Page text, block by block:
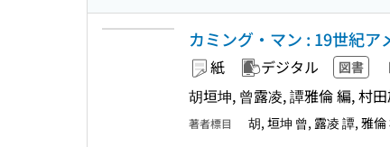
カミング・マン : 19世紀
紙 デジタル 図書
胡垣坤, 曾露凌, 譚雅倫 編, 村
著者標目 胡, 垣坤 曾, 露凌 譚, 雅